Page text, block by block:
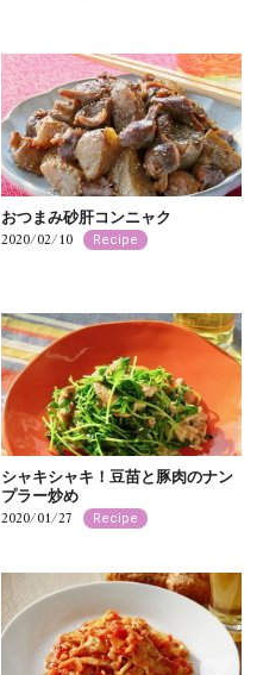
おつまみ砂肝コンニャク
2020/02/10 Recipe
シャキシャキ！豆苗と豚肉のナン
プラー炒め
2020/01/27 Recipe